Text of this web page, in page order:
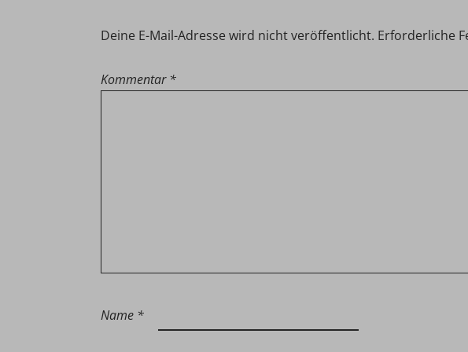
Deine E-Mail-Adresse wird nicht veröffentlicht. Erforderliche
Kommentar *
Name *